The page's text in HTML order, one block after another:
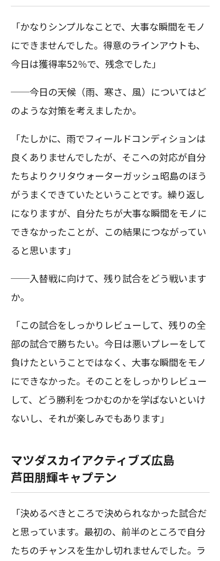
「かなりシンプルなことで、大事な瞬間をモノ
にできませんでした。得意のラインアウトも、
今日は獲得率52％で、残念でした」
──今日の天候（雨、寒さ、風）についてはど
のような対策を考えましたか。
「たしかに、雨でフィールドコンディションは
良くありませんでしたが、そこへの対応が自分
たちよりクリタウォーターガッシュ昭島のほう
がうまくできていたということです。繰り返し
になりますが、自分たちが大事な瞬間をモノに
できなかったことが、この結果につながってい
ると思います」
──入替戦に向けて、残り試合をどう戦います
か。
「この試合をしっかりレビューして、残りの全
部の試合で勝ちたい。今日は悪いプレーをして
負けたということではなく、大事な瞬間をモノ
にできなかった。そのことをしっかりレビュー
して、どう勝利をつかむのかを学ばないといけ
ないし、それが楽しみでもあります」
マツダスカイアクティブズ広島
芦田朋輝キャプテン
「決めるべきところで決められなかった試合だ
と思っています。最初の、前半のところで自分
たちのチャンスを生かし切れませんでした。ラ